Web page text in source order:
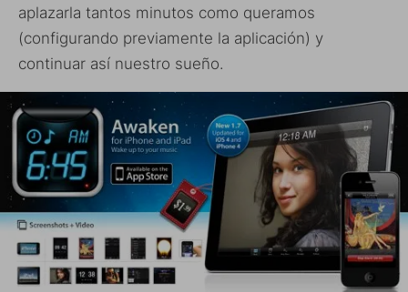
aplazarla tantos minutos como queramos
(configurando previamente la aplicación) y
continuar así nuestro sueño.